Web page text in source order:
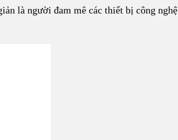
là người đam mê các thiết bị công nghệ